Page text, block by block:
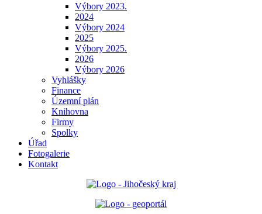
Výbory 2023.
2024
Výbory 2024
2025
Výbory 2025.
2026
Výbory 2026
Vyhlášky
Finance
Územní plán
Knihovna
Firmy
Spolky
Úřad
Fotogalerie
Kontakt